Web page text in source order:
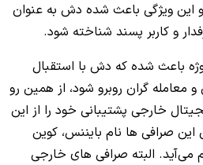
این ویژگی باعث شده دش به عنوان
و کاربر پسند شناخته شود.
باعث شده که دش با استقبال
معامله گران روبرو شود، از همین رو
خارجی پشتیبانی خود را از این
این صرافی ها نام بایننس، کوین
می‌آید. البته صرافی های خارجی